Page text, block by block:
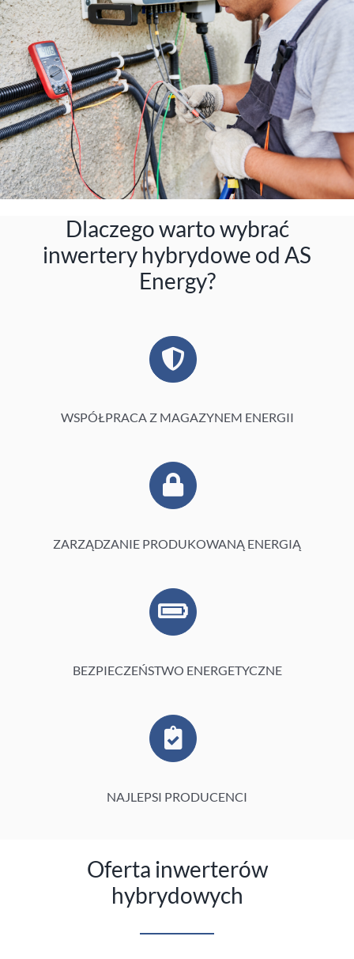
Dlaczego warto wybrać
inwertery hybrydowe od AS
Energy?
WSPÓŁPRACA Z MAGAZYNEM ENERGII
ZARZĄDZANIE PRODUKOWANĄ ENERGIĄ
BEZPIECZEŃSTWO ENERGETYCZNE
NAJLEPSI PRODUCENCI
Oferta inwerterów
hybrydowych